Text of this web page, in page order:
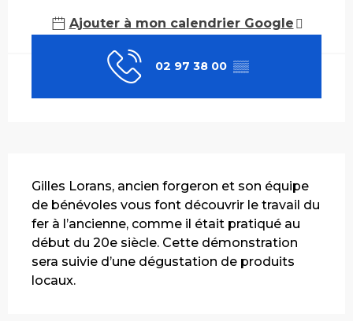
Ajouter à mon calendrier Google
02 97 38 00 ▒▒
Gilles Lorans, ancien forgeron et son équipe
de bénévoles vous font découvrir le travail du
fer à l’ancienne, comme il était pratiqué au
début du 20e siècle. Cette démonstration
sera suivie d’une dégustation de produits
locaux.